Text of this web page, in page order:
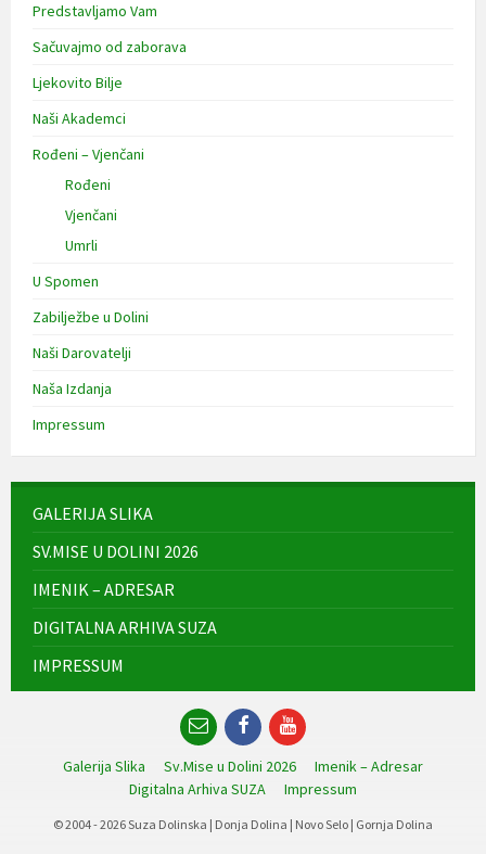
Predstavljamo Vam
Sačuvajmo od zaborava
Ljekovito Bilje
Naši Akademci
Rođeni – Vjenčani
Rođeni
Vjenčani
Umrli
U Spomen
Zabilježbe u Dolini
Naši Darovatelji
Naša Izdanja
Impressum
GALERIJA SLIKA
SV.MISE U DOLINI 2026
IMENIK – ADRESAR
DIGITALNA ARHIVA SUZA
IMPRESSUM
EmailFacebookYouTube
Galerija Slika Sv.Mise u Dolini 2026
Imenik – Adresar
Digitalna Arhiva SUZA
Impressum
© 2004 - 2026 Suza Dolinska | Donja Dolina | Novo Selo | Gornja Dolina